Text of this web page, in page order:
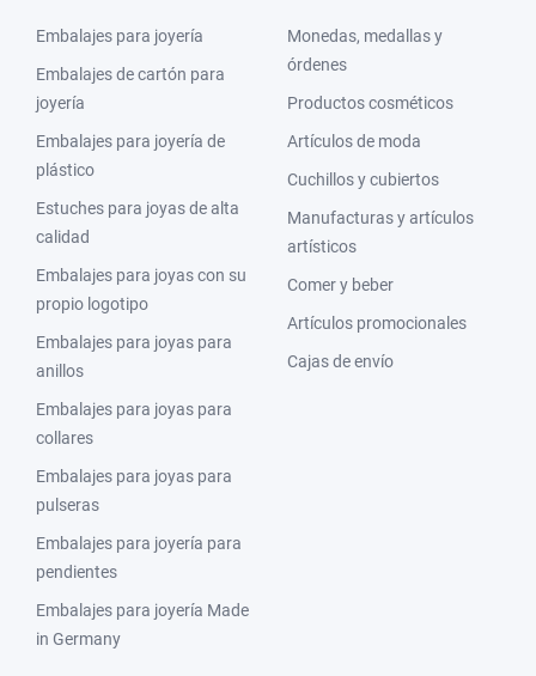
Embalajes para joyería
Embalajes de cartón para
joyería
Embalajes para joyería de
plástico
Estuches para joyas de alta
calidad
Embalajes para joyas con su
propio logotipo
Embalajes para joyas para
anillos
Embalajes para joyas para
collares
Embalajes para joyas para
pulseras
Embalajes para joyería para
pendientes
Embalajes para joyería Made
in Germany
Monedas, medallas y
órdenes
Productos cosméticos
Artículos de moda
Cuchillos y cubiertos
Manufacturas y artículos
artísticos
Comer y beber
Artículos promocionales
Cajas de envío